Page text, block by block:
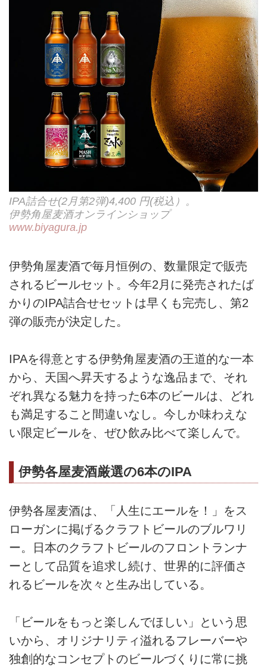
IPA詰合せ(2月第2弾)4,400 円(税込）。
伊勢角屋麦酒オンラインショップ
www.biyagura.jp
伊勢角屋麦酒で毎月恒例の、数量限定で販売
されるビールセット。今年2月に発売されたば
かりのIPA詰合せセットは早くも完売し、第2
弾の販売が決定した。
IPAを得意とする伊勢角屋麦酒の王道的な一本
から、天国へ昇天するような逸品まで、それ
ぞれ異なる魅力を持った6本のビールは、どれ
も満足すること間違いなし。今しか味わえな
い限定ビールを、ぜひ飲み比べて楽しんで。
伊勢各屋麦酒厳選の6本のIPA
伊勢各屋麦酒は、「人生にエールを！」をス
ローガンに掲げるクラフトビールのブルワリ
ー。日本のクラフトビールのフロントランナ
ーとして品質を追求し続け、世界的に評価さ
れるビールを次々と生み出している。
「ビールをもっと楽しんでほしい」という思
いから、オリジナリティ溢れるフレーバーや
独創的なコンセプトのビールづくりに常に挑